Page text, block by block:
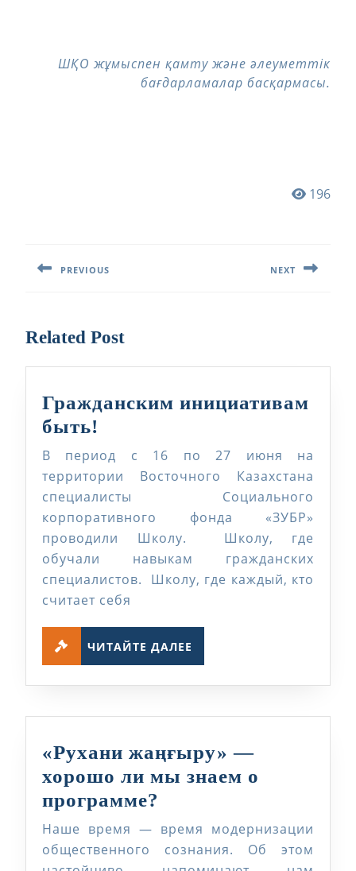
ШҚО жұмыспен қамту және әлеуметтік
бағдарламалар басқармасы.
196
записям
PREVIOUS NEXT
Related Post
Гражданским инициативам
быть!
инициативам
быть!
В период с 16 по 27 июня на
территории Восточного Казахстана
специалисты Социального
корпоративного фонда «ЗУБР»
проводили Школу. Школу, где
обучали навыкам гражданских
специалистов. Школу, где каждый, кто
считает себя
ЧИТАЙТЕ ДАЛЕЕ
«Рухани жаңғыру» —
хорошо ли мы знаем о
программе?
жаңғыру»
—
Наше время — время модернизации
общественного сознания. Об этом